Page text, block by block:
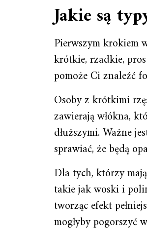
Jakie są
Pierwszym krokiem
krótkie, rzadkie,
pomoże Ci znaleźć
Osoby z krótkimi
zawierają włókna,
dłuższymi. Ważne
sprawiać, że będą
Dla tych, którzy
takie jak woski i
tworząc efekt
mogłyby pogorszyć